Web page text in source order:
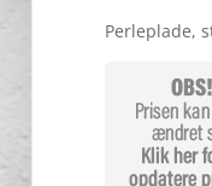
Perleplade,